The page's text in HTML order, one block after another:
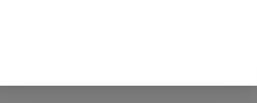
DPR Aceh Irpannusir menyampaikan terima
Penghubung Pemerintah Aceh (BPPA)…